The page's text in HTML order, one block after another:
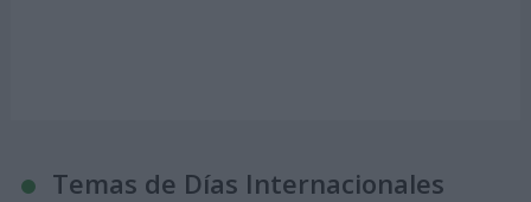
Temas de Días Internacionales